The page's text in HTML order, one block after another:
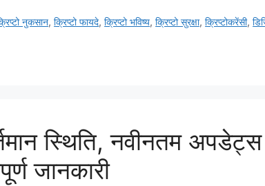
नुकसान,क्रिप्टो फायदे,क्रिप्टो भविष्य,क्रिप्टो सुरक्षा,क्रिप्टोकरेंसी,
स्थिति, नवीनतम अपडेट्स
जानकारी